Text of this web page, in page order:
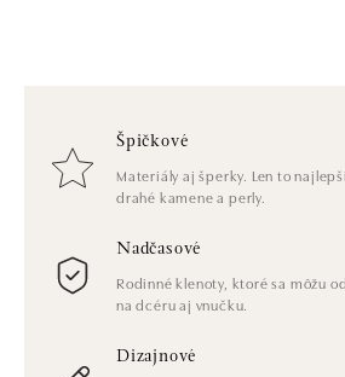
Špičkové
Materiály aj šperky. Len to
drahé kamene a perly.
Nadčasové
Rodinné klenoty, ktoré sa môžu
na dcéru aj vnučku.
Dizajnové